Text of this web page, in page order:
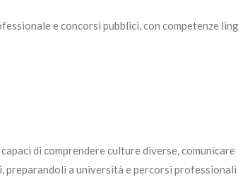
e concorsi pubblici, con competenze
di comprendere culture diverse, comunicare
a università e percorsi